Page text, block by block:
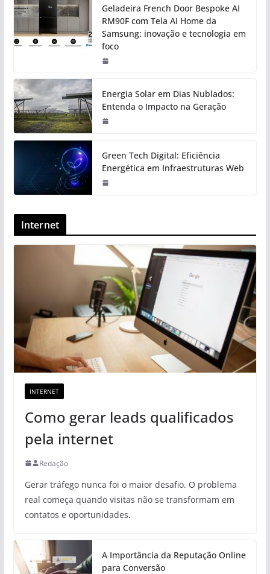
Geladeira French Door Bespoke AI
RM90F com Tela AI Home da
Samsung: inovação e tecnologia em
foco
Energia Solar em Dias Nublados:
Entenda o Impacto na Geração
Green Tech Digital: Eficiência
Energética em Infraestruturas Web
Internet
INTERNET
Como gerar leads qualificados
pela internet
Redação
Gerar tráfego nunca foi o maior desafio. O problema
real começa quando visitas não se transformam em
contatos e oportunidades.
A Importância da Reputação Online
para Conversão